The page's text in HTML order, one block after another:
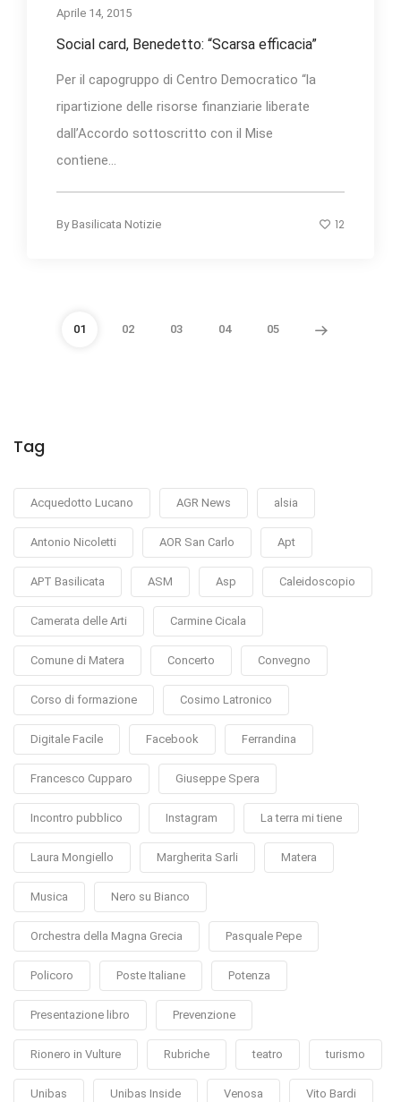
Aprile 14, 2015
Social card, Benedetto: “Scarsa efficacia”
Per il capogruppo di Centro Democratico “la
ripartizione delle risorse finanziarie liberate
dall’Accordo sottoscritto con il Mise
contiene...
By Basilicata Notizie 12
01 02 03 04 05
Tag
Acquedotto Lucano AGR News alsia
Antonio Nicoletti AOR San Carlo Apt
APT Basilicata ASM Asp Caleidoscopio
Camerata delle Arti Carmine Cicala
Comune di Matera Concerto Convegno
Corso di formazione Cosimo Latronico
Digitale Facile Facebook Ferrandina
Francesco Cupparo Giuseppe Spera
Incontro pubblico Instagram La terra mi tiene
Laura Mongiello Margherita Sarli Matera
Musica Nero su Bianco
Orchestra della Magna Grecia Pasquale Pepe
Policoro Poste Italiane Potenza
Presentazione libro Prevenzione
Rionero in Vulture Rubriche teatro turismo
Unibas Unibas Inside Venosa Vito Bardi